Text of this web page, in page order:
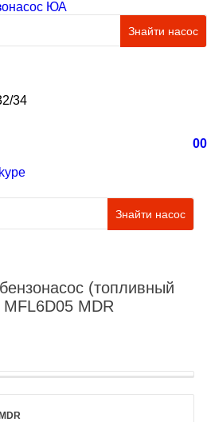
Знайти насос
34
00
Знайти насос
(топливный
MDR